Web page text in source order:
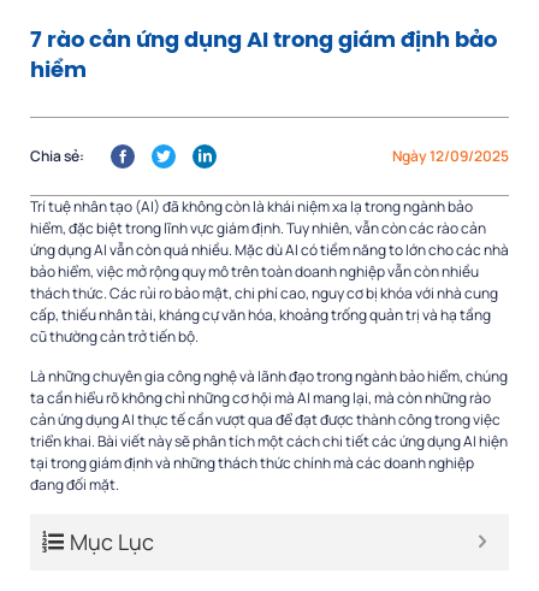
7 rào cản ứng dụng AI trong giám định bảo
hiểm
Ngày 12/09/2025
Chia sẻ:
Trí tuệ nhân tạo (AI) đã không còn là khái niệm xa lạ trong ngành bảo
hiểm, đặc biệt trong lĩnh vực giám định. Tuy nhiên, vẫn còn các rào cản
ứng dụng AI vẫn còn quá nhiều. Mặc dù AI có tiềm năng to lớn cho các nhà
bảo hiểm, việc mở rộng quy mô trên toàn doanh nghiệp vẫn còn nhiều
thách thức. Các rủi ro bảo mật, chi phí cao, nguy cơ bị khóa với nhà cung
cấp, thiếu nhân tài, kháng cự văn hóa, khoảng trống quản trị và hạ tầng
cũ thường cản trở tiến bộ.
Là những chuyên gia công nghệ và lãnh đạo trong ngành bảo hiểm, chúng
ta cần hiểu rõ không chỉ những cơ hội mà AI mang lại, mà còn những rào
cản ứng dụng AI thực tế cần vượt qua để đạt được thành công trong việc
triển khai. Bài viết này sẽ phân tích một cách chi tiết các ứng dụng AI hiện
tại trong giám định và những thách thức chính mà các doanh nghiệp
đang đối mặt.
Mục Lục